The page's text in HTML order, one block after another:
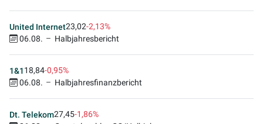
United Internet23,02-2,13%
06.08.
Halbjahresbericht
1&118,84-0,95%
06.08.
Halbjahresfinanzbericht
Dt. Telekom27,45-1,86%